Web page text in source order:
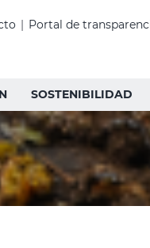
| Portal de
SOSTENIBILIDAD